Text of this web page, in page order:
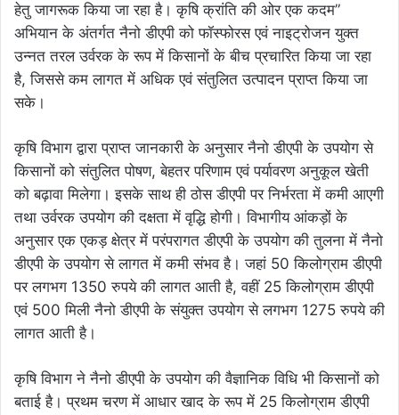
हेतु जागरूक किया जा रहा है। कृषि क्रांति की ओर एक कदम”
अभियान के अंतर्गत नैनो डीएपी को फॉस्फोरस एवं नाइट्रोजन युक्त
उन्नत तरल उर्वरक के रूप में किसानों के बीच प्रचारित किया जा रहा
है, जिससे कम लागत में अधिक एवं संतुलित उत्पादन प्राप्त किया जा
सके।
कृषि विभाग द्वारा प्राप्त जानकारी के अनुसार नैनो डीएपी के उपयोग से
किसानों को संतुलित पोषण, बेहतर परिणाम एवं पर्यावरण अनुकूल खेती
को बढ़ावा मिलेगा। इसके साथ ही ठोस डीएपी पर निर्भरता में कमी आएगी
तथा उर्वरक उपयोग की दक्षता में वृद्धि होगी। विभागीय आंकड़ों के
अनुसार एक एकड़ क्षेत्र में परंपरागत डीएपी के उपयोग की तुलना में नैनो
डीएपी के उपयोग से लागत में कमी संभव है। जहां 50 किलोग्राम डीएपी
पर लगभग 1350 रुपये की लागत आती है, वहीं 25 किलोग्राम डीएपी
एवं 500 मिली नैनो डीएपी के संयुक्त उपयोग से लगभग 1275 रुपये की
लागत आती है।
कृषि विभाग ने नैनो डीएपी के उपयोग की वैज्ञानिक विधि भी किसानों को
बताई है। प्रथम चरण में आधार खाद के रूप में 25 किलोग्राम डीएपी